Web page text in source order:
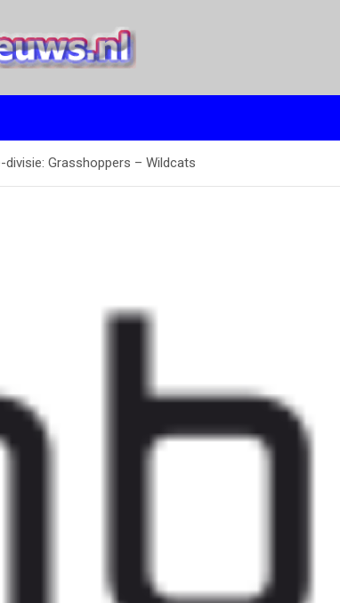
divisie: Grasshoppers – Wildcats